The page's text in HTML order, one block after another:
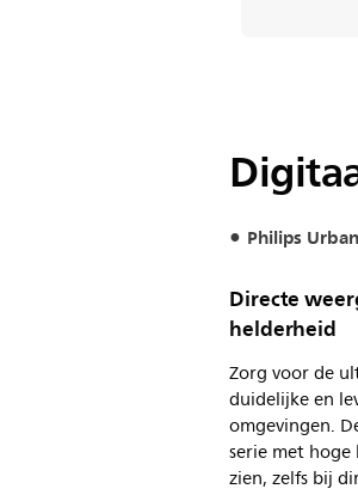
Philips
Directe
helderheid
Zorg voor de
duidelijke en
omgevingen.
serie met
zien, zelfs bij